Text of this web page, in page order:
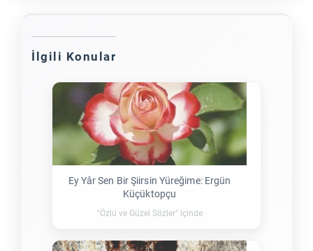
İlgili Konular
Ey Yâr Sen Bir Şiirsin Yüreğime: Ergün
Küçüktopçu
"Özlü ve Güzel Sözler" içinde